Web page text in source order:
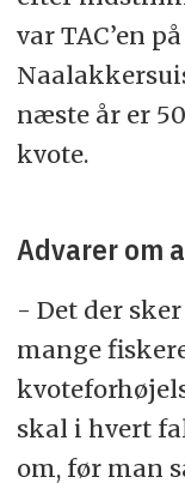
var TAC’en
næste år er
kvote.
Advarer om
- Det der
mange
skal i hvert
om, før man